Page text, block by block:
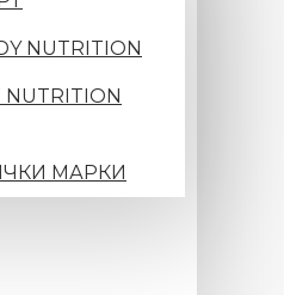
NUTRITION
NUTRITION
МАРКИ